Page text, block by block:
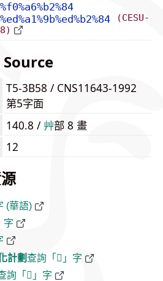
%f0%a6%b2%84
%ed%a1%9b%ed%b2%84
(CESU-
8)
T5-3B58 / CNS11643-1992
第5字面
140.8 / ⾋部 8 畫
12
(華語)
字
計劃查詢「𦲄」字
詢「𦲄」字